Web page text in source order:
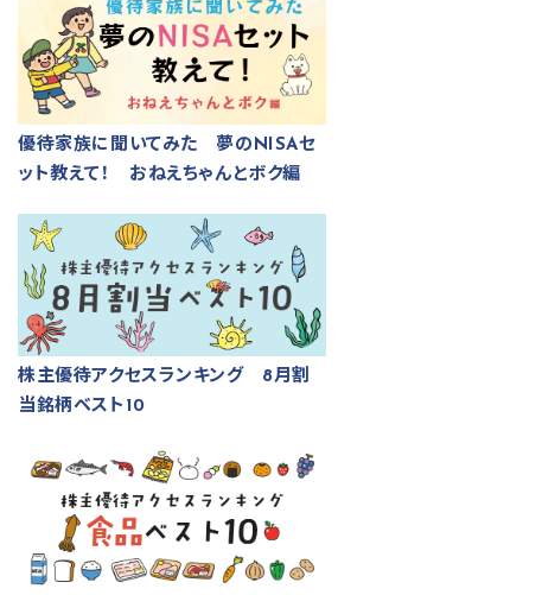
優待家族に聞いてみた 夢のNISAセ
ット教えて！ おねえちゃんとボク編
株主優待アクセスランキング 8月割
当銘柄ベスト10